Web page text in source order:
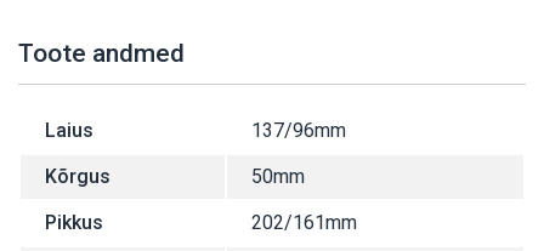
Toote andmed
Laius
137/96mm
Kõrgus
50mm
Pikkus
202/161mm